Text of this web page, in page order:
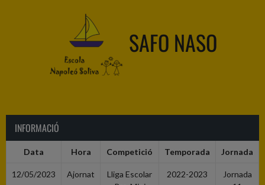
SAFO NASO
INFORMACIÓ
Data Hora Competició Temporada Jornada
12/05/2023 Ajornat
Lliga Escolar
2022-2023
Jornada